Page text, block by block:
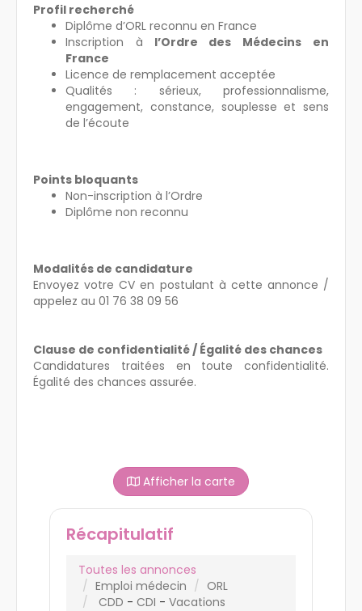
Profil recherché
Diplôme d’ORL reconnu en France
Inscription à l’Ordre des Médecins en
France
Licence de remplacement acceptée
Qualités : sérieux, professionnalisme,
engagement, constance, souplesse et sens
de l’écoute
Points bloquants
Non-inscription à l’Ordre
Diplôme non reconnu
Modalités de candidature
Envoyez votre CV en postulant à cette annonce /
appelez au 01 76 38 09 56
Clause de confidentialité / Égalité des chances
Candidatures traitées en toute confidentialité.
Égalité des chances assurée.
Afficher la carte
Récapitulatif
Toutes les annonces
Emploi médecin
ORL
CDD - CDI - Vacations